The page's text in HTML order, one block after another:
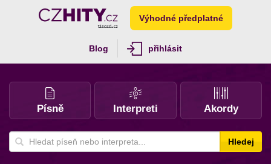
Výhodné předplatné
Blog přihlásit
Písně Interpreti Akordy
Hledej